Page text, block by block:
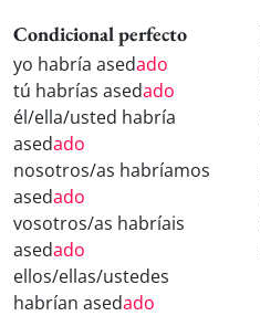
Condicional perfecto
yo habría asedado
tú habrías asedado
él/ella/usted habría
asedado
nosotros/as habríamos
asedado
vosotros/as habríais
asedado
ellos/ellas/ustedes
habrían asedado